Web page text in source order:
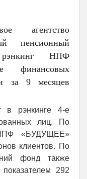
агентство
пенсионный
НПФ
финансовых
за 9 месяцев
рэнкинге 4-е
лиц. По
«БУДУЩЕЕ»
клиентов. По
фонд также
292